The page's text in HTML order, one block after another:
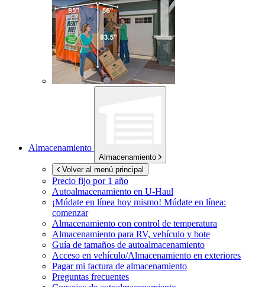
Almacenamiento
Almacenamiento
Volver al menú principal
Precio fijo por 1 año
Autoalmacenamiento en U-Haul
¡Múdate en línea hoy mismo! Múdate en línea:
comenzar
Almacenamiento con control de temperatura
Almacenamiento para RV, vehículo y bote
Guía de tamaños de autoalmacenamiento
Acceso en vehículo/Almacenamiento en exteriores
Pagar mi factura de almacenamiento
Preguntas frecuentes